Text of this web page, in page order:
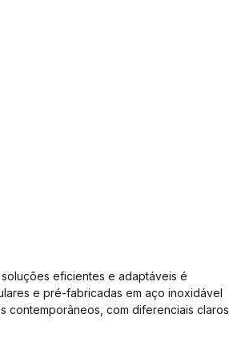
eficientes e adaptáveis é
e pré-fabricadas em aço inoxidável
contemporâneos, com diferenciais claros